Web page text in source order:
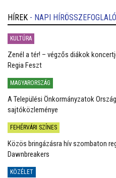
HÍREK - NAPI HÍRÖSSZEFOGLALÓ
KULTÚRA
Zenél a tér! – végzős diákok
Regia Feszt
MAGYARORSZÁG
A Települési Önkormányzatok
sajtóközleménye
FEHÉRVÁRI SZÍNES
Közös bringázásra hív szombaton
Dawnbreakers
KÖZÉLET